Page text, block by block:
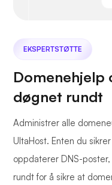
EKSPERTSTØTTE
døgnet rundt
Administrer alle
UltaHost. Enten du
oppdaterer DNS-
rundt for å sikre at